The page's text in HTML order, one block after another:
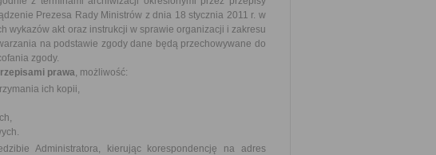
Prezesa Rady Ministrów z dnia 18 stycznia 2011 r. w
wykazów akt oraz instrukcji w sprawie organizacji i zakresu
na podstawie zgody dane będą przechowywane do
zgody.
prawa, możliwość:
ich kopii,
Administratora, kierując korespondencję na adres